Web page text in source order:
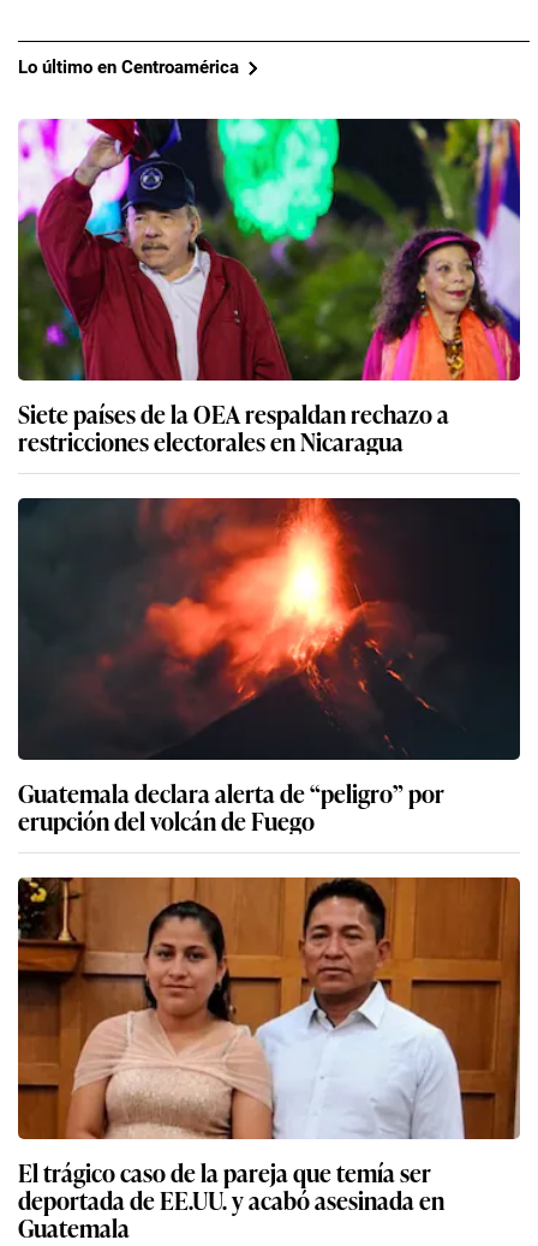
Lo último en Centroamérica
Siete países de la OEA respaldan rechazo a
restricciones electorales en Nicaragua
Guatemala declara alerta de “peligro” por
erupción del volcán de Fuego
El trágico caso de la pareja que temía ser
deportada de EE.UU. y acabó asesinada en
Guatemala